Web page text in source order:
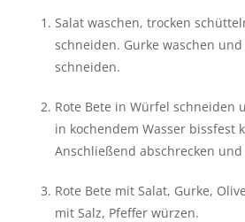
Salat waschen, trocken
schneiden. Gurke waschen
schneiden.
Rote Bete in Würfel schneiden
in kochendem Wasser bissfest
Anschließend abschrecken
Rote Bete mit Salat, Gurke,
mit Salz, Pfeffer würzen.